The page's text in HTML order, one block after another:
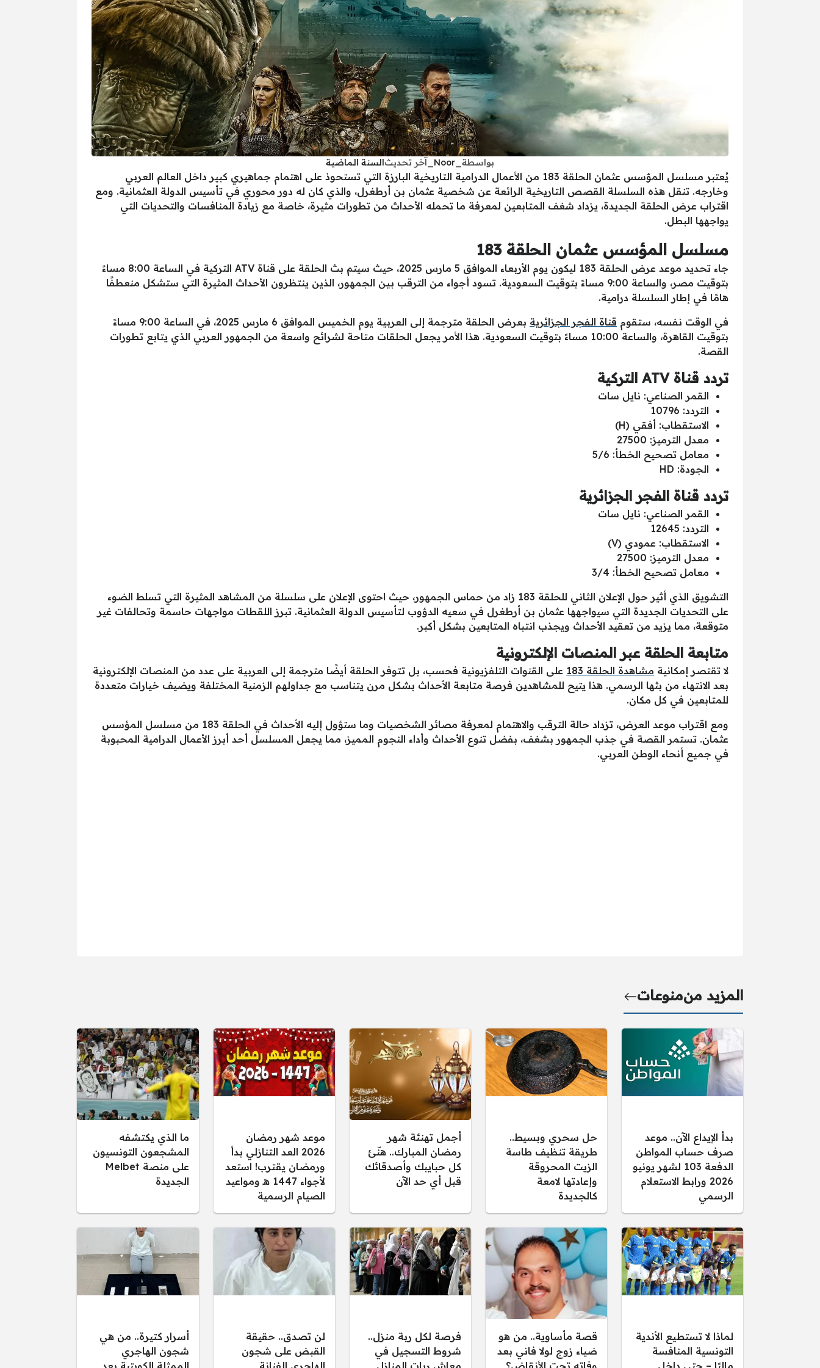
بواسطة آخر تحديثالسنة الماضية
يُعتبر مسلسل المؤسس عثمان الحلقة 183 من الأعمال الدرامية التاريخية البارزة التي تستحوذ على اهتمام جماهيري كبير داخل العالم العربي
وخارجه. تنقل هذه السلسلة القصص التاريخية الرائعة عن شخصية عثمان بن أرطغرل، والذي كان له دور محوري في تأسيس الدولة العثمانية. ومع
اقتراب عرض الحلقة الجديدة، يزداد شغف المتابعين لمعرفة ما تحمله الأحداث من تطورات مثيرة، خاصة مع زيادة المنافسات والتحديات التي
يواجهها البطل.
مسلسل المؤسس عثمان الحلقة 183
جاء تحديد موعد عرض الحلقة 183 ليكون يوم الأربعاء الموافق 5 مارس 2025، حيث سيتم بث الحلقة على قناة ATV التركية في الساعة 8:00 مساءً
بتوقيت مصر، والساعة 9:00 مساءً بتوقيت السعودية. تسود أجواء من الترقب بين الجمهور، الذين ينتظرون الأحداث المثيرة التي ستشكل منعطفًا
هامًا في إطار السلسلة درامية.
في الوقت نفسه، ستقوم قناة الفجر الجزائرية
بعرض الحلقة مترجمة إلى العربية يوم الخميس الموافق 6 مارس 2025، في الساعة 9:00 مساءً
بتوقيت القاهرة، والساعة 10:00 مساءً بتوقيت السعودية. هذا الأمر يجعل الحلقات متاحة لشرائح واسعة من الجمهور العربي الذي يتابع تطورات
القصة.
تردد قناة ATV التركية
القمر الصناعي: نايل سات
التردد: 10796
الاستقطاب: أفقي (H)
معدل الترميز: 27500
معامل تصحيح الخطأ: 5/6
الجودة: HD
تردد قناة الفجر الجزائرية
القمر الصناعي: نايل سات
التردد: 12645
الاستقطاب: عمودي (V)
معدل الترميز: 27500
معامل تصحيح الخطأ: 3/4
التشويق الذي أثير حول الإعلان الثاني للحلقة 183 زاد من حماس الجمهور، حيث احتوى الإعلان على سلسلة من المشاهد المثيرة التي تسلط الضوء
على التحديات الجديدة التي سيواجهها عثمان بن أرطغرل في سعيه الدؤوب لتأسيس الدولة العثمانية. تبرز اللقطات مواجهات حاسمة وتحالفات غير
متوقعة، مما يزيد من تعقيد الأحداث ويجذب انتباه المتابعين بشكل أكبر.
متابعة الحلقة عبر المنصات الإلكترونية
لا تقتصر إمكانية مشاهدة الحلقة 183
على القنوات التلفزيونية فحسب، بل تتوفر الحلقة أيضًا مترجمة إلى العربية على عدد من المنصات الإلكترونية
بعد الانتهاء من بثها الرسمي. هذا يتيح للمشاهدين فرصة متابعة الأحداث بشكل مرن يتناسب مع جداولهم الزمنية المختلفة ويضيف خيارات متعددة
للمتابعين في كل مكان.
ومع اقتراب موعد العرض، تزداد حالة الترقب والاهتمام لمعرفة مصائر الشخصيات وما ستؤول إليه الأحداث في الحلقة 183 من مسلسل المؤسس
عثمان. تستمر القصة في جذب الجمهور بشغف، بفضل تنوع الأحداث وأداء النجوم المميز، مما يجعل المسلسل أحد أبرز الأعمال الدرامية المحبوبة
في جميع أنحاء الوطن العربي.
المزيد منمنوعات
بدأ الإيداع الآن.. موعد
صرف حساب المواطن
الدفعة 103 لشهر يونيو
2026 ورابط الاستعلام
الرسمي
حل سحري وبسيط..
طريقة تنظيف طاسة
الزيت المحروقة
وإعادتها لامعة
كالجديدة
أجمل تهنئة شهر
رمضان المبارك.. هنّئ
كل حبايبك وأصدقائك
قبل أي حد الآن
موعد شهر رمضان
2026 العد التنازلي بدأ
ورمضان يقترب! استعد
لأجواء 1447 هـ ومواعيد
الصيام الرسمية
ما الذي يكتشفه
المشجعون التونسيون
على منصة Melbet
الجديدة
لماذا لا تستطيع الأندية
التونسية المنافسة
قصة مأساوية.. من هو
ضياء زوج لولا فاني بعد
فرصة لكل ربة منزل..
شروط التسجيل في
لن تصدق.. حقيقة
القبض على شجون
أسرار كتيرة.. من هي
شجون الهاجري